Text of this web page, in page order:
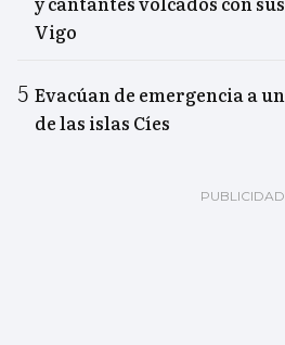
Vigo
Evacúan de emergencia a
de las islas Cíes